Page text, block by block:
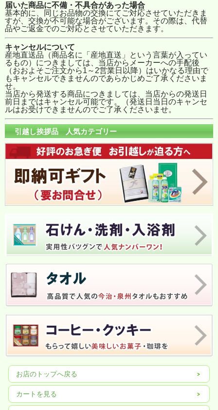
届いた商品に不備・不具合があった場合
基本的に、同じお品物の交換にてご対応させていただきま
すが、交換が不可能な場合がございます。その際は、代替
品やご返金でのご対応とさせていただきます。
キャンセルについて
産地直送品（商品名に「産地直送」という言葉が入ってい
るもの）につきましては、当店からメーカーへの手配後
（おおよそご注文から1～2営業日以降）はいかなる理由で
もキャンセルできませんのであらかじめご了承くださいま
せ。
当店から発送する商品につきましては、当店からの発送日
前日まではキャンセル可能です。（発送日当日のキャンセ
ルはお受けできませんのでご了承くださいませ。
引越し挨拶品 人気カテゴリー
お店のトップへ戻る
カートを見る